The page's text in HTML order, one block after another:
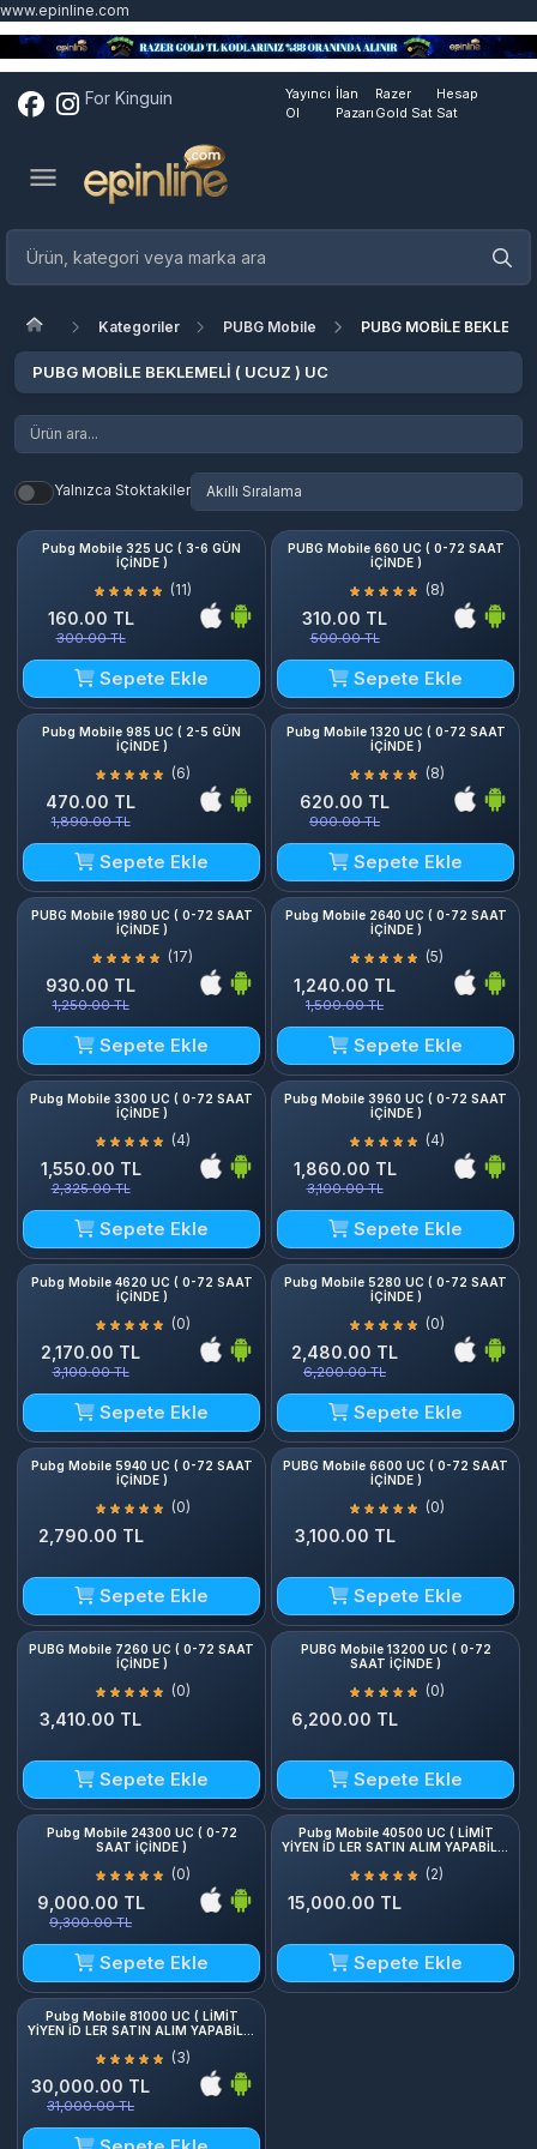
www.epinline.com
For Kinguin
Yayıncı
Ol
İlan
Pazarı
Razer
Gold Sat
Hesap
Sat
Kategoriler PUBG Mobile PUBG MOBİLE
PUBG MOBİLE BEKLEMELİ ( UCUZ ) UC
Yalnızca Stoktakiler
Pubg Mobile 325 UC ( 3-6 GÜN
İÇİNDE )
(11)
160.00 TL
300.00 TL
Sepete Ekle
PUBG Mobile 660 UC ( 0-72 SAAT
İÇİNDE )
(8)
310.00 TL
500.00 TL
Sepete Ekle
Pubg Mobile 985 UC ( 2-5 GÜN
İÇİNDE )
(6)
470.00 TL
1,890.00 TL
Sepete Ekle
Pubg Mobile 1320 UC ( 0-72 SAAT
İÇİNDE )
(8)
620.00 TL
900.00 TL
Sepete Ekle
PUBG Mobile 1980 UC ( 0-72 SAAT
İÇİNDE )
(17)
930.00 TL
1,250.00 TL
Sepete Ekle
Pubg Mobile 2640 UC ( 0-72 SAAT
İÇİNDE )
(5)
1,240.00 TL
1,500.00 TL
Sepete Ekle
Pubg Mobile 3300 UC ( 0-72 SAAT
İÇİNDE )
(4)
1,550.00 TL
2,325.00 TL
Sepete Ekle
Pubg Mobile 3960 UC ( 0-72 SAAT
İÇİNDE )
(4)
1,860.00 TL
3,100.00 TL
Sepete Ekle
Pubg Mobile 4620 UC ( 0-72 SAAT
İÇİNDE )
(0)
2,170.00 TL
3,100.00 TL
Sepete Ekle
Pubg Mobile 5280 UC ( 0-72 SAAT
İÇİNDE )
(0)
2,480.00 TL
6,200.00 TL
Sepete Ekle
Pubg Mobile 5940 UC ( 0-72 SAAT
İÇİNDE )
(0)
2,790.00 TL
Sepete Ekle
PUBG Mobile 6600 UC ( 0-72 SAAT
İÇİNDE )
(0)
3,100.00 TL
Sepete Ekle
PUBG Mobile 7260 UC ( 0-72 SAAT
İÇİNDE )
(0)
3,410.00 TL
Sepete Ekle
PUBG Mobile 13200 UC ( 0-72
SAAT İÇİNDE )
(0)
6,200.00 TL
Sepete Ekle
Pubg Mobile 24300 UC ( 0-72
SAAT İÇİNDE )
(0)
9,000.00 TL
9,300.00 TL
Sepete Ekle
Pubg Mobile 40500 UC ( LİMİT
YİYEN İD LER SATIN ALIM YAPABİLİR
(2)
15,000.00 TL
Sepete Ekle
Pubg Mobile 81000 UC ( LİMİT
YİYEN İD LER SATIN ALIM YAPABİLİR
(3)
30,000.00 TL
31,000.00 TL